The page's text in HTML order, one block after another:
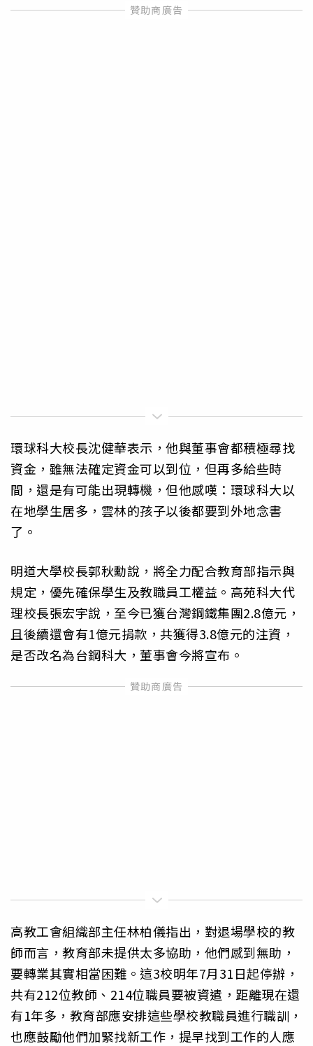
環球科大校長沈健華表示，他與董事會都積極尋找
資金，雖無法確定資金可以到位，但再多給些時
間，還是有可能出現轉機，但他感嘆：環球科大以
在地學生居多，雲林的孩子以後都要到外地念書
了。
明道大學校長郭秋勳說，將全力配合教育部指示與
規定，優先確保學生及教職員工權益。高苑科大代
理校長張宏宇說，至今已獲台灣鋼鐵集團2.8億元，
且後續還會有1億元捐款，共獲得3.8億元的注資，
是否改名為台鋼科大，董事會今將宣布。
高教工會組織部主任林柏儀指出，對退場學校的教
師而言，教育部未提供太多協助，他們感到無助，
要轉業其實相當困難。這3校明年7月31日起停辦，
共有212位教師、214位職員要被資遣，距離現在還
有1年多，教育部應安排這些學校教職員進行職訓，
也應鼓勵他們加緊找新工作，提早找到工作的人應